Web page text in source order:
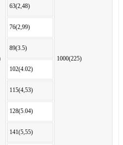
1000(225)
63(2,48)
76(2,99)
89(3.5)
102(4.02)
115(4,53)
128(5.04)
141(5,55)